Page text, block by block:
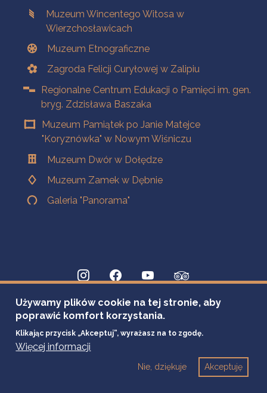
Muzeum Wincentego Witosa w
Wierzchosławicach
Muzeum Etnograficzne
Zagroda Felicji Curyłowej w Zalipiu
Regionalne Centrum Edukacji o Pamięci im. gen.
bryg. Zdzisława Baszaka
Muzeum Pamiątek po Janie Matejce
"Koryznówka" w Nowym Wiśniczu
Muzeum Dwór w Dołędze
Muzeum Zamek w Dębnie
Galeria "Panorama"
Używamy plików cookie na tej stronie, aby
poprawić komfort korzystania.
Klikając przycisk „Akceptuj”, wyrażasz na to zgodę.
Więcej informacji
Akceptuję
Nie, dziękuje